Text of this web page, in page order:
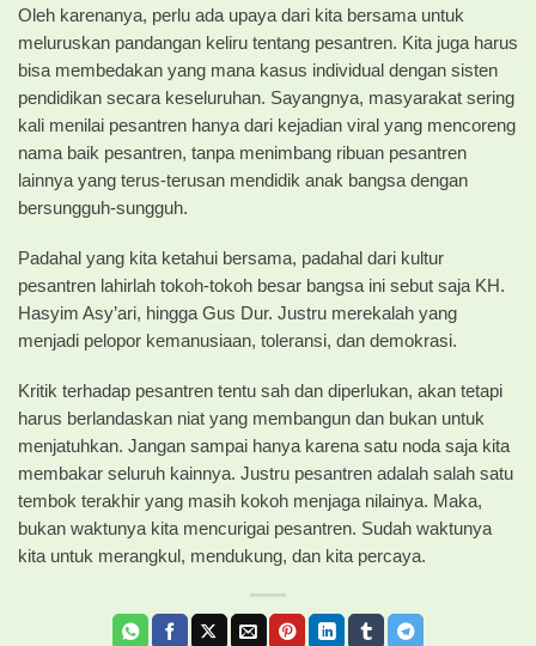
​Oleh karenanya, perlu ada upaya dari kita bersama untuk
meluruskan pandangan keliru tentang pesantren. Kita juga harus
bisa membedakan yang mana kasus individual dengan sisten
pendidikan secara keseluruhan. Sayangnya, masyarakat sering
kali menilai pesantren hanya dari kejadian viral yang mencoreng
nama baik pesantren, tanpa menimbang ribuan pesantren
lainnya yang terus-terusan mendidik anak bangsa dengan
bersungguh-sungguh.
Padahal yang kita ketahui bersama, padahal dari kultur
pesantren lahirlah tokoh-tokoh besar bangsa ini sebut saja KH.
Hasyim Asy’ari, hingga Gus Dur. Justru merekalah yang
menjadi pelopor kemanusiaan, toleransi, dan demokrasi.
​Kritik terhadap pesantren tentu sah dan diperlukan, akan tetapi
harus berlandaskan niat yang membangun dan bukan untuk
menjatuhkan. Jangan sampai hanya karena satu noda saja kita
membakar seluruh kainnya. Justru pesantren adalah salah satu
tembok terakhir yang masih kokoh menjaga nilainya. Maka,
bukan waktunya kita mencurigai pesantren. Sudah waktunya
kita untuk merangkul, mendukung, dan kita percaya.